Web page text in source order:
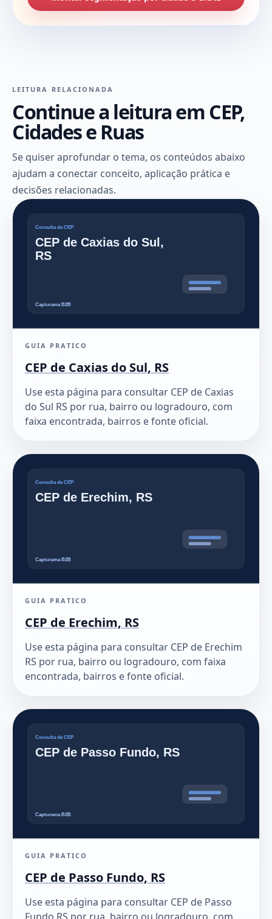
LEITURA RELACIONADA
Continue a leitura em CEP,
Cidades e Ruas
Se quiser aprofundar o tema, os conteúdos abaixo
ajudam a conectar conceito, aplicação prática e
decisões relacionadas.
GUIA PRATICO
CEP de Caxias do Sul, RS
Use esta página para consultar CEP de Caxias
do Sul RS por rua, bairro ou logradouro, com
faixa encontrada, bairros e fonte oficial.
GUIA PRATICO
CEP de Erechim, RS
Use esta página para consultar CEP de Erechim
RS por rua, bairro ou logradouro, com faixa
encontrada, bairros e fonte oficial.
GUIA PRATICO
CEP de Passo Fundo, RS
Use esta página para consultar CEP de Passo